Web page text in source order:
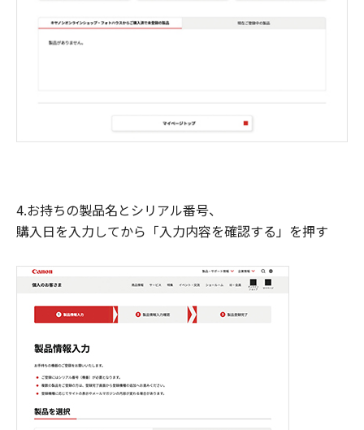
4.お持ちの製品名とシリアル番号、
購入日を入力してから「入力内容を確認する」を押す